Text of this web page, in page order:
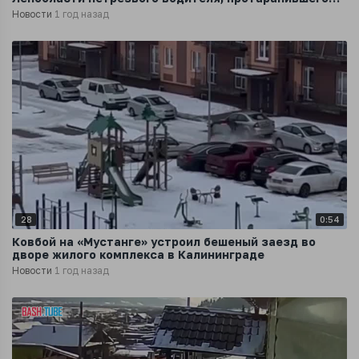
машину ДПС
Новости 1 год назад
28 0:54
Ковбой на «Мустанге» устроил бешеный заезд во
дворе жилого комплекса в Калининграде
Новости 1 год назад